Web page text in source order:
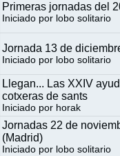
Primeras jornadas del
Iniciado por lobo solitario
Jornada 13 de
Iniciado por lobo solitario
Llegan... Las XXIV
cotxeras de sants
Iniciado por horak
Jornadas 22 de
(Madrid)
Iniciado por lobo solitario